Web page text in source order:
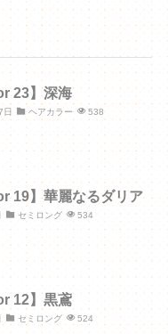
23】深海
日 ヘアカラー 538
19】華麗なるダリア
セミロング 534
12】黒鳶
セミロング 524